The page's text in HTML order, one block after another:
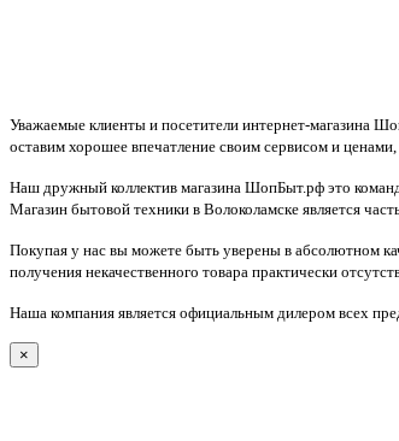
Уважаемые клиенты и посетители интернет-магазина
оставим хорошее впечатление своим сервисом и
Наш дружный коллектив магазина ШопБыт.рф это
Магазин бытовой техники в Волоколамске является
Покупая у нас вы можете быть уверены в абсолютном
получения некачественного товара практически
Наша компания является официальным дилером всех
×